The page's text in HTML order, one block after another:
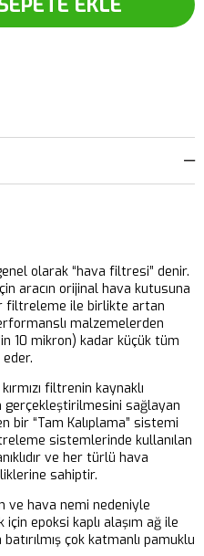
olarak “hava filtresi” denir.
aracın orijinal hava kutusuna
filtreleme ile birlikte artan
malzemelerden
10 mikron) kadar küçük tüm
filtrenin kaynaklı
gerçekleştirilmesini sağlayan
bir “Tam Kalıplama” sistemi
sistemlerinde kullanılan
ve her türlü hava
sahiptir.
ve hava nemi nedeniyle
epoksi kaplı alaşım ağ ile
çok katmanlı pamuklu